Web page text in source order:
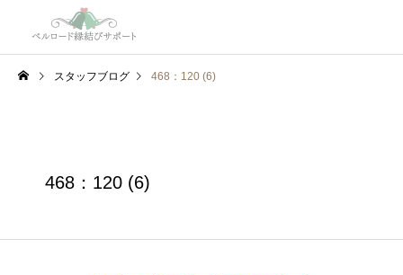
スタッフブログ 468：120 (6)
468：120 (6)